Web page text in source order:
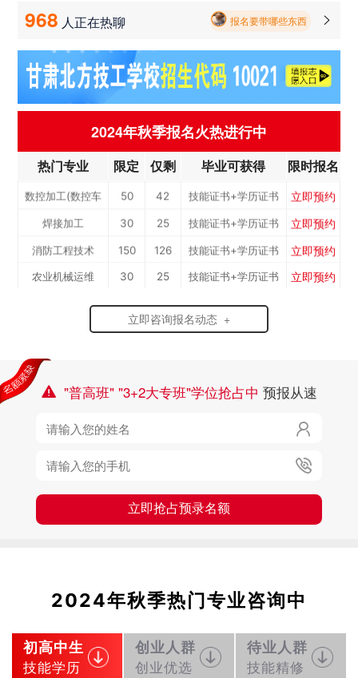
968 人正在热聊 报名要带哪些东西 
2024年秋季报名火热进行中
热门专业 限定 仅剩 毕业可获得 限时报名
烹饪(中式烹调) 40
健康服务与管理 34 技能证书+学历证书
护理 90 76 技能证书+学历证书 立即预约
化工工艺 30 25 技能证书+学历证书 立即预约
机电一体化技术 50 42 技能证书+学历证书
3D打印技术应用 30 25 技能证书+学历证书 立即预约
数控加工(数控车
工）
50 42 技能证书+学历证书 立即预约
焊接加工 30 25 技能证书+学历证书 立即预约
消防工程技术 150 126 技能证书+学历证书 立即预约
农业机械运维 30 25 技能证书+学历证书 立即预约
通信运营服务 30 25 技能证书+学历证书
计算机应用与维修 50 42 技能证书+学历证书
幼儿教育
轨道交通车辆运检 立即预约
新能源汽车技术 150 立即预约
公路施工与养护 30 立即预约
立即咨询报名动态 +
 "普高班" "3+2大专班"学位抢占中 预报从速


立即抢占预录名额
2024年秋季热门专业咨询中
初高中生
技能学历
创业人群
创业优选
待业人群
技能精修